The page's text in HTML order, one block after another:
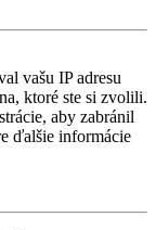
vašu IP adresu
ktoré ste si zvolili.
aby zabránil
ďalšie informácie